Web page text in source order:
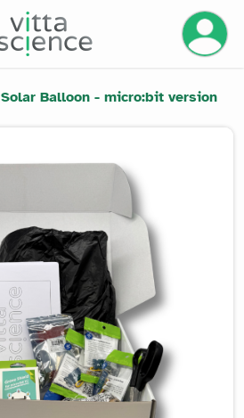
Ihr
Solar Balloon - micro:bit version